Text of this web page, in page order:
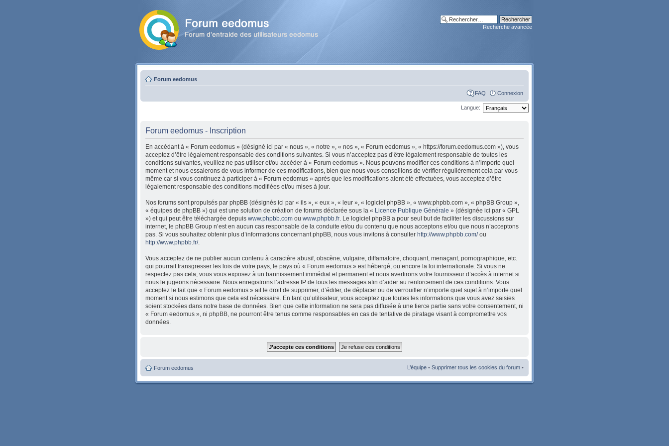
Recherche avancée
Forum eedomus
FAQ Connexion
Langue:
Forum eedomus - Inscription
En accédant à « Forum eedomus » (désigné ici par « nous », « notre », « nos », « Forum eedomus », « https://forum.eedomus.com »), vous
acceptez d’être légalement responsable des conditions suivantes. Si vous n’acceptez pas d’être légalement responsable de toutes les
conditions suivantes, veuillez ne pas utiliser et/ou accéder à « Forum eedomus ». Nous pouvons modifier ces conditions à n’importe quel
moment et nous essaierons de vous informer de ces modifications, bien que nous vous conseillons de vérifier régulièrement cela par vous-
même car si vous continuez à participer à « Forum eedomus » après que les modifications aient été effectuées, vous acceptez d’être
légalement responsable des conditions modifiées et/ou mises à jour.
Nos forums sont propulsés par phpBB (désignés ici par « ils », « eux », « leur », « logiciel phpBB », « www.phpbb.com », « phpBB Group »,
« équipes de phpBB ») qui est une solution de création de forums déclarée sous la « Licence Publique Générale » (désignée ici par « GPL
») et qui peut être téléchargée depuis www.phpbb.com ou www.phpbb.fr . Le logiciel phpBB a pour seul but de faciliter les discussions sur
internet, le phpBB Group n’est en aucun cas responsable de la conduite et/ou du contenu que nous acceptons et/ou que nous n’acceptons
pas. Si vous souhaitez obtenir plus d’informations concernant phpBB, nous vous invitons à consulter http://www.phpbb.com/ou
http://www.phpbb.fr/.
Vous acceptez de ne publier aucun contenu à caractère abusif, obscène, vulgaire, diffamatoire, choquant, menaçant, pornographique, etc.
qui pourrait transgresser les lois de votre pays, le pays où « Forum eedomus » est hébergé, ou encore la loi internationale. Si vous ne
respectez pas cela, vous vous exposez à un bannissement immédiat et permanent et nous avertirons votre fournisseur d’accès à internet si
nous le jugeons nécessaire. Nous enregistrons l’adresse IP de tous les messages afin d’aider au renforcement de ces conditions. Vous
acceptez le fait que « Forum eedomus » ait le droit de supprimer, d’éditer, de déplacer ou de verrouiller n’importe quel sujet à n’importe quel
moment si nous estimons que cela est nécessaire. En tant qu’utilisateur, vous acceptez que toutes les informations que vous avez saisies
soient stockées dans notre base de données. Bien que cette information ne sera pas diffusée à une tierce partie sans votre consentement, ni
« Forum eedomus », ni phpBB, ne pourront être tenus comme responsables en cas de tentative de piratage visant à compromettre vos
données.
Forum eedomus L’équipe • Supprimer tous les cookies du forum •